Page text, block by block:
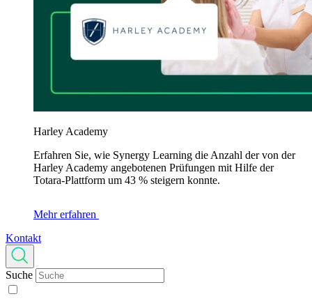
Harley Academy
Erfahren Sie, wie Synergy Learning die Anzahl der von der
Harley Academy angebotenen Prüfungen mit Hilfe der
Totara-Plattform um 43 % steigern konnte.
Mehr erfahren
Kontakt
Suche